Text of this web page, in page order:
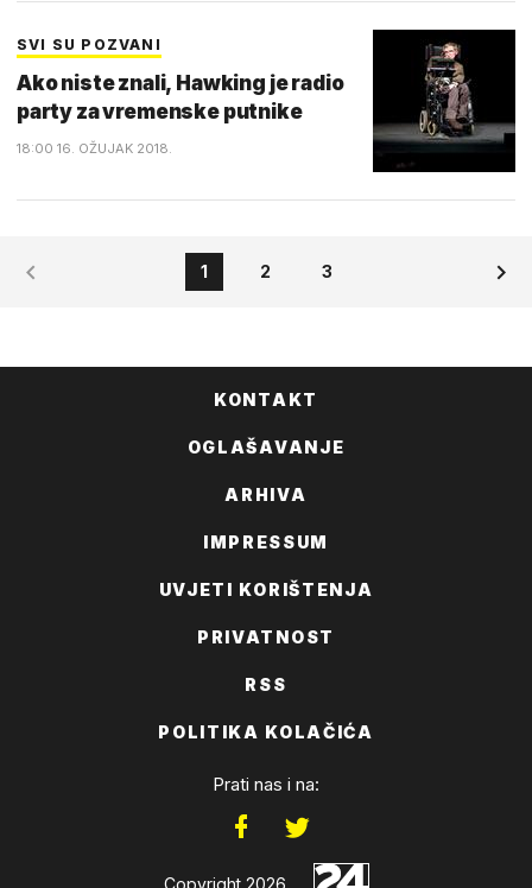
SVI SU POZVANI
Ako niste znali, Hawking je radio
party za vremenske putnike
18:00 16. OŽUJAK 2018.
1 2 3
KONTAKT
OGLAŠAVANJE
ARHIVA
IMPRESSUM
UVJETI KORIŠTENJA
PRIVATNOST
RSS
POLITIKA KOLAČIĆA
Prati nas i na:
Copyright 2026.